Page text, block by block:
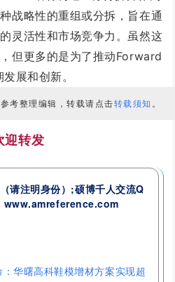
战略性的重组或分拆，旨在通
灵活性和市场竞争力。虽然这
但更多的是为了推动Forward
展和创新。
考整理编辑，转载请点击转载须知 。
迎转发
（请注明身份） ;硕博千人交流Q
www.amreference.com
华曙高科鞋模增材方案实现超